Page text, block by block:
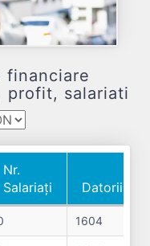
financiare
profit, salariati
Nr.
Salariați
Datorii
Salariați
Datorii
1604